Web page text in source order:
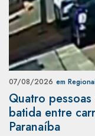
07/08/2026 em
Quatro
batida entre
Paranaíba